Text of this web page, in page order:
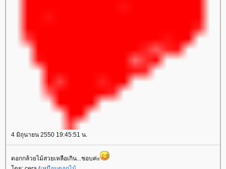
4 มิถุนายน 2550 19:45:51 น.
ดอกกล้วยไม้สวยเหลือเกิน...ชอบค่ะ